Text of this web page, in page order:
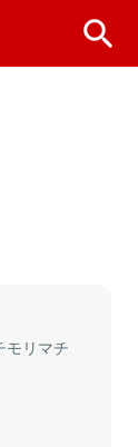
モリマチ